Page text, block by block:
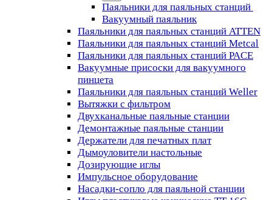
Паяльники для паяльных станций
Вакуумный паяльник
Паяльники для паяльных станций ATTEN
Паяльники для паяльных станций Metcal
Паяльники для паяльных станций PACE
Вакуумные присоски для вакуумного
пинцета
Паяльники для паяльных станций Weller
Вытяжки с фильтром
Двухканальные паяльные станции
Демонтажные паяльные станции
Держатели для печатных плат
Дымоуловители настольные
Дозирующие иглы
Импульсное оборудование
Насадки-сопло для паяльной станции